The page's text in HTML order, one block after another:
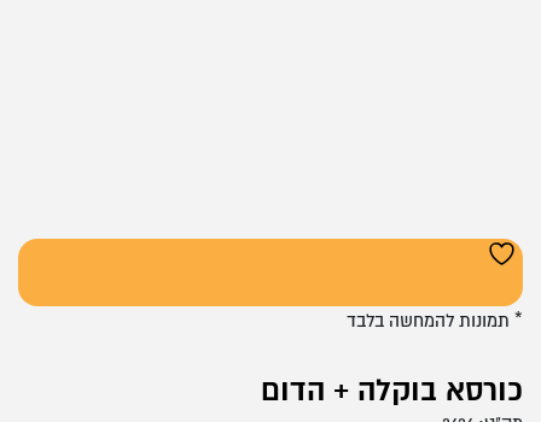
כורסא בוקלה + הדום
* תמונות להמחשה בלבד